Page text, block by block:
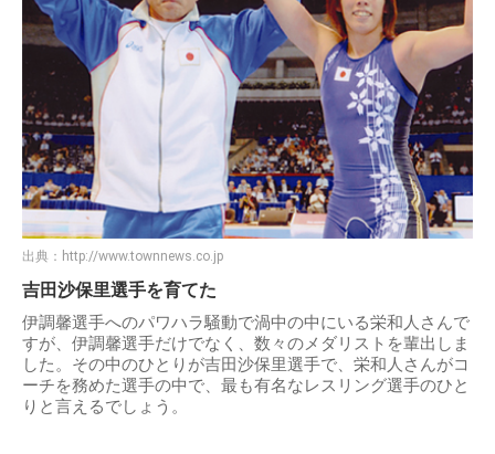
出典： http://www.townnews.co.jp
吉田沙保里選手を育てた
伊調馨選手へのパワハラ騒動で渦中の中にいる栄和人さんで
すが、伊調馨選手だけでなく、数々のメダリストを輩出しま
した。その中のひとりが吉田沙保里選手で、栄和人さんがコ
ーチを務めた選手の中で、最も有名なレスリング選手のひと
りと言えるでしょう。